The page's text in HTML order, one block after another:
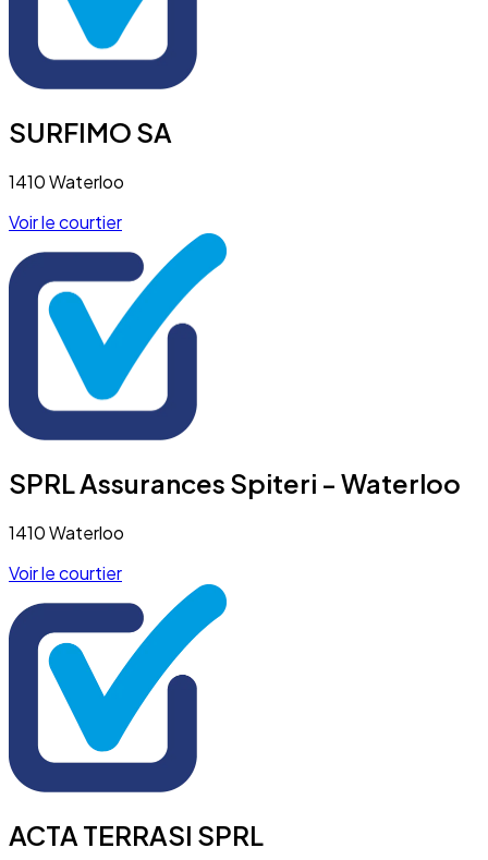
SURFIMO SA
1410 Waterloo
Voir le courtier
SPRL Assurances Spiteri - Waterloo
1410 Waterloo
Voir le courtier
ACTA TERRASI SPRL